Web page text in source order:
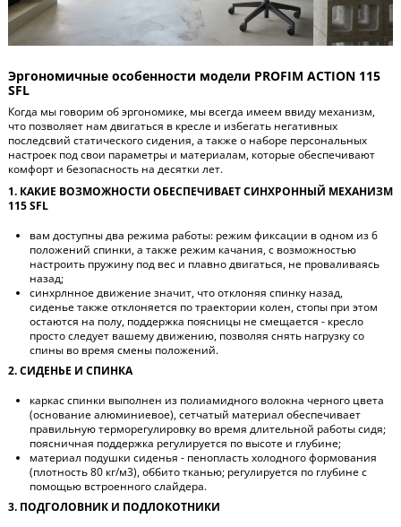
Эргономичные особенности модели PROFIM ACTION 115
SFL
Когда мы говорим об эргономике, мы всегда имеем ввиду механизм,
что позволяет нам двигаться в кресле и избегать негативных
последсвий статического сидения, а также о наборе персональных
настроек под свои параметры и материалам, которые обеспечивают
комфорт и безопасность на десятки лет.
1. КАКИЕ ВОЗМОЖНОСТИ ОБЕСПЕЧИВАЕТ СИНХРОННЫЙ МЕХАНИЗМ
115 SFL
вам доступны два режима работы: режим фиксации в одном из 6
положений спинки, а также режим качания, с возможностью
настроить пружину под вес и плавно двигаться, не проваливаясь
назад;
синхрлнное движение значит, что отклоняя спинку назад,
сиденье также отклоняется по траектории колен, стопы при этом
остаются на полу, поддержка поясницы не смещается - кресло
просто следует вашему движению, позволяя снять нагрузку со
спины во время смены положений.
2. СИДЕНЬЕ И СПИНКА
каркас спинки выполнен из полиамидного волокна черного цвета
(основание алюминиевое), сетчатый материал обеспечивает
правильную терморегулировку во время длительной работы сидя;
поясничная поддержка регулируется по высоте и глубине;
материал подушки сиденья - пенопласть холодного формования
(плотность 80 кг/м3), оббито тканью; регулируется по глубине с
помощью встроенного слайдера.
3. ПОДГОЛОВНИК И ПОДЛОКОТНИКИ